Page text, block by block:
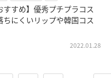
すすめ】優秀プチプラコス
ちにくいリップや韓国コス
2022.01.28